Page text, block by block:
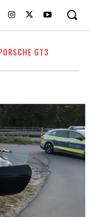
GT3